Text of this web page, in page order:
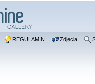
REGULAMIN Zdjęcia